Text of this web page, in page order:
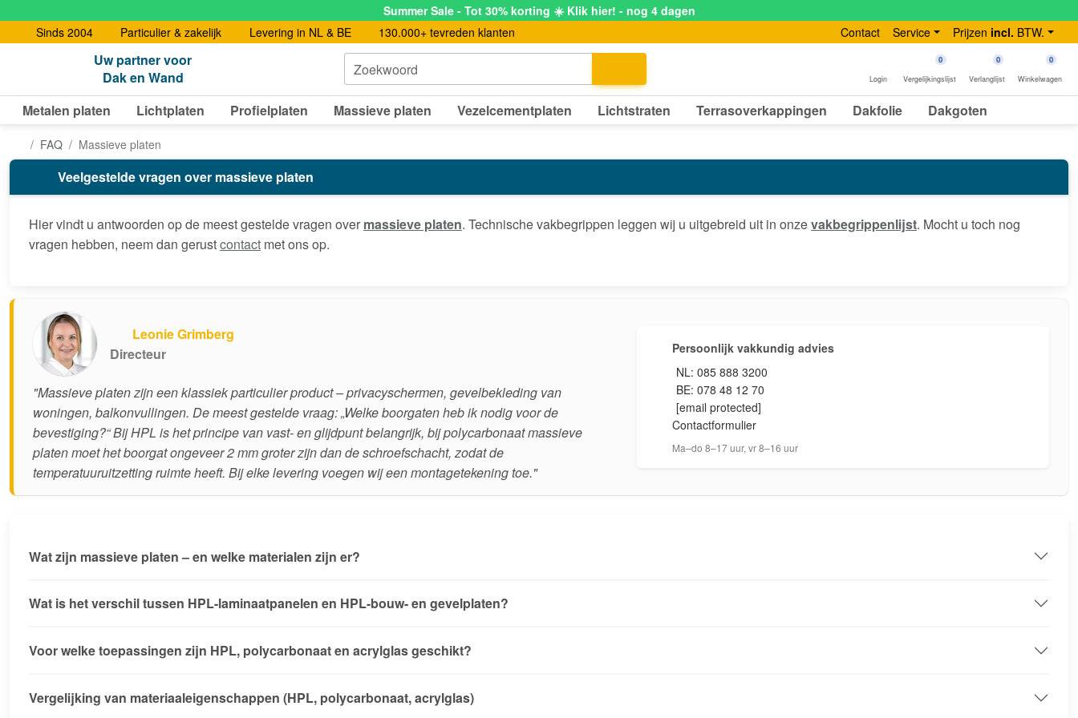
Summer Sale - Tot 30% korting ☀️ Klik hier! - nog 4 dagen
Sinds 2004
Particulier & zakelijk Levering in NL & BE 130.000+ tevreden klanten Contact Service Prijzen incl. BTW.
Uw partner voor
Dak en Wand
Zoekwoord
Login
0
Vergelijkingslijst
0
Verlanglijst
0
Winkelwagen
Metalen platen Lichtplaten Profielplaten Massieve platen Vezelcementplaten Lichtstraten Terrasoverkappingen Dakfolie Dakgoten
FAQ Massieve platen
Veelgestelde vragen over massieve platen
Hier vindt u antwoorden op de meest gestelde vragen over massieve platen. Technische vakbegrippen leggen wij u uitgebreid uit in onzevakbegrippenlijst. Mocht u toch nog
vragen hebben, neem dan gerustcontact met ons op.
Leonie Grimberg
Directeur
"Massieve platen zijn een klassiek particulier product – privacyschermen, gevelbekleding van
woningen, balkonvullingen. De meest gestelde vraag: „Welke boorgaten heb ik nodig voor de
bevestiging?“ Bij HPL is het principe van vast- en glijdpunt belangrijk, bij polycarbonaat massieve
platen moet het boorgat ongeveer 2 mm groter zijn dan de schroefschacht, zodat de
temperatuuruitzetting ruimte heeft. Bij elke levering voegen wij een montagetekening toe."
Persoonlijk vakkundig advies
NL: 085 888 3200
BE: 078 48 12 70
[email protected]
Contactformulier
Ma–do 8–17 uur, vr 8–16 uur
Wat zijn massieve platen – en welke materialen zijn er?
Wat is het verschil tussen HPL-laminaatpanelen en HPL-bouw- en gevelplaten?
Voor welke toepassingen zijn HPL, polycarbonaat en acrylglas geschikt?
Vergelijking van materiaaleigenschappen (HPL, polycarbonaat, acrylglas)